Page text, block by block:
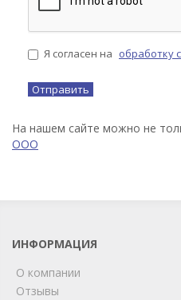
Я согласен на обработку
На нашем сайте можно не
ООО
ИНФОРМАЦИЯ
О компании
Отзывы